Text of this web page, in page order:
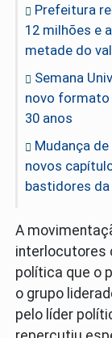
Prefeitura
12 milhões e
metade do
Semana
novo formato
30 anos
Mudança
novos
bastidores
A
interlocutores
política que o
o grupo
pelo líder